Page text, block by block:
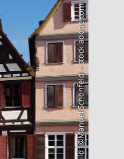
Bild: @Manuel Schönfeld – stock.adobe.com